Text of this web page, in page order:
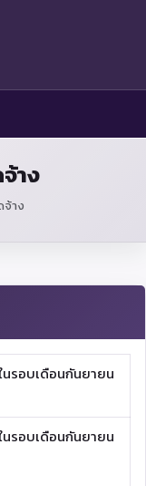
าง
าง
นรอบเดือนกันยายน
นรอบเดือนกันยายน